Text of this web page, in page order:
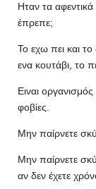
Ηταν τα
έπρεπε;
Το εχω πει και
ενα κουτάβι, το
Ειναι
φοβίες.
Μην παίρνετε
Μην παίρνετε
αν δεν έχετε